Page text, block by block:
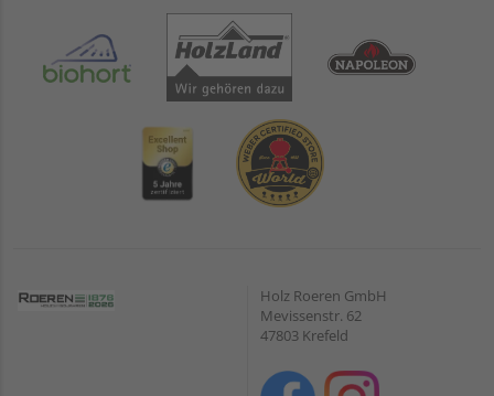
Holz Roeren GmbH
Mevissenstr. 62
47803 Krefeld